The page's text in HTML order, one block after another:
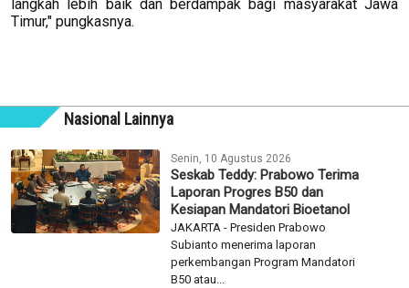
langkah lebih baik dan berdampak bagi masyarakat Jawa
Timur," pungkasnya.
Nasional Lainnya
Senin, 10 Agustus 2026
Seskab Teddy: Prabowo Terima
Laporan Progres B50 dan
Kesiapan Mandatori Bioetanol
JAKARTA - Presiden Prabowo
Subianto menerima laporan
perkembangan Program Mandatori
B50 atau...